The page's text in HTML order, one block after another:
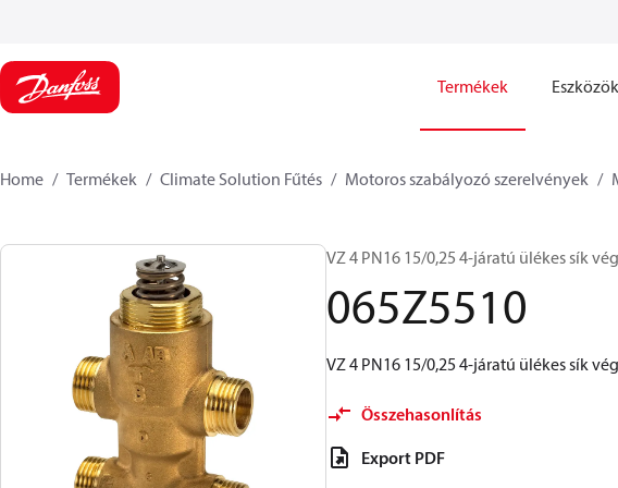
Termékek Eszközök
Home Termékek Climate Solution Fűtés Motoros szabályozó szerelvények
VZ 4 PN16 15/0,25 4-járatú ülékes sík
065Z5510
VZ 4 PN16 15/0,25 4-járatú ülékes sík
Összehasonlítás
Export PDF